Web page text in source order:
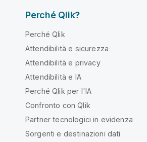
Perché Qlik?
Perché Qlik
Attendibilità e sicurezza
Attendibilità e privacy
Attendibilità e IA
Perché Qlik per l'IA
Confronto con Qlik
Partner tecnologici in evidenza
Sorgenti e destinazioni dati